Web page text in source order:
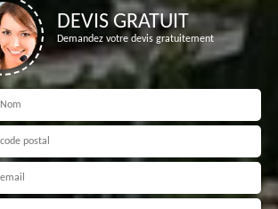
DEVIS GRATUIT
Demandez votre devis gratuitement